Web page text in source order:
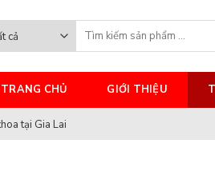
for:
TRANG CHỦ GIỚI THIỆU
tại Gia Lai